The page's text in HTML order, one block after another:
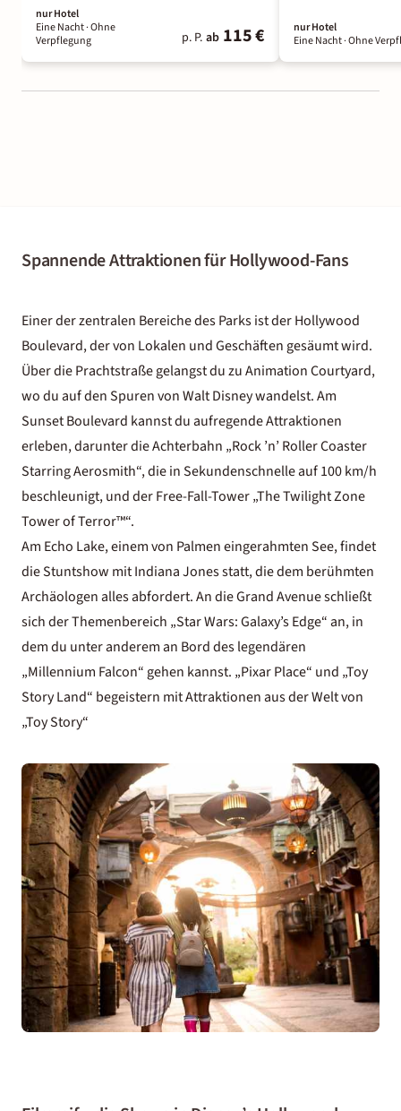
nur Hotel
Eine Nacht· Ohne
Verpflegung
p. P. ab 115 €
nur Hotel
Eine Nacht· Ohne
Spannende Attraktionen für Hollywood-Fans
Einer der zentralen Bereiche des Parks ist der Hollywood
Boulevard, der von Lokalen und Geschäften gesäumt wird.
Über die Prachtstraße gelangst du zu Animation Courtyard,
wo du auf den Spuren von Walt Disney wandelst. Am
Sunset Boulevard kannst du aufregende Attraktionen
erleben, darunter die Achterbahn „Rock ’n’ Roller Coaster
Starring Aerosmith“, die in Sekundenschnelle auf 100 km/h
beschleunigt, und der Free-Fall-Tower „The Twilight Zone
Tower of Terror™“.
Am Echo Lake, einem von Palmen eingerahmten See, findet
die Stuntshow mit Indiana Jones statt, die dem berühmten
Archäologen alles abfordert. An die Grand Avenue schließt
sich der Themenbereich „Star Wars: Galaxy’s Edge“ an, in
dem du unter anderem an Bord des legendären
„Millennium Falcon“ gehen kannst. „Pixar Place“ und „Toy
Story Land“ begeistern mit Attraktionen aus der Welt von
„Toy Story“